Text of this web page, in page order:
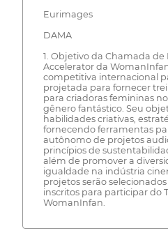
Eurimages
DAMA
1. Objetivo da Chamada de
Accelerator da
competitiva internacional
projetada para fornecer
para criadoras femininas
gênero fantástico. Seu
habilidades criativas,
fornecendo ferramentas
autônomo de projetos
princípios de
além de promover a
igualdade na indústria
projetos serão
inscritos para participar do
WomanInfan.